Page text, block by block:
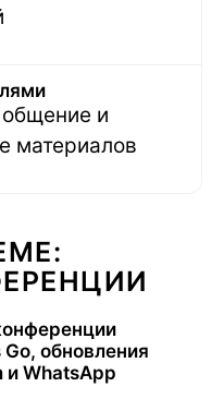
и
материалов
обновления
и WhatsApp